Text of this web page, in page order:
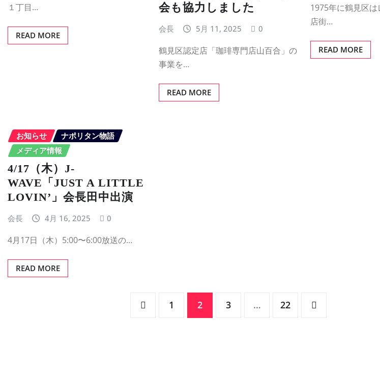
１丁目…
READ MORE
会も協力しました
会長 5月 11, 2025 0
鶴見区認定店「珈琲専門店山百合」の
事業を…
READ MORE
1975年に鶴見区
店街…
READ MORE
お知らせ
ナポリタン物語
メディア情報
4/17（木）J-
WAVE「JUST A LITTLE
LOVIN’」会長田中出演
会長 4月 16, 2025 0
4月17日（木）5:00〜6:00放送の…
READ MORE
1 2 3 … 22